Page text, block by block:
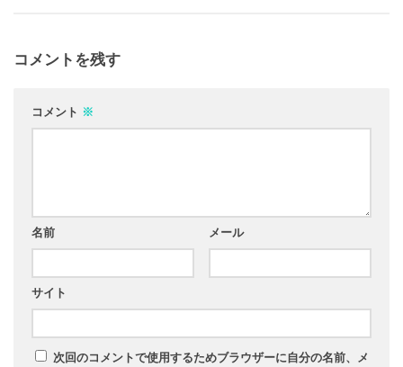
コメントを残す
コメント ※
名前 メール
サイト
次回のコメントで使用するためブラウザーに自分の名前、メ